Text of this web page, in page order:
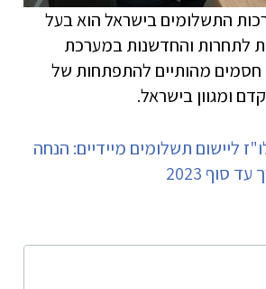
התשלומים בישראל הוא בעל
לתחרות והחדשנות במערכת
חסמים מהותיים להתפתחות של
ומגוון בישראל.
ליישום תשלומים מיידיים: הנחה
סוף 2023